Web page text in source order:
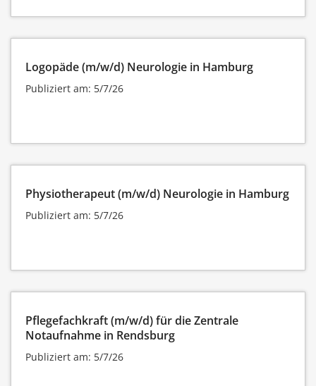
Logopäde (m/w/d) Neurologie in Hamburg
Publiziert am: 5/7/26
Physiotherapeut (m/w/d) Neurologie in Hamburg
Publiziert am: 5/7/26
Pflegefachkraft (m/w/d) für die Zentrale
Notaufnahme in Rendsburg
Publiziert am: 5/7/26